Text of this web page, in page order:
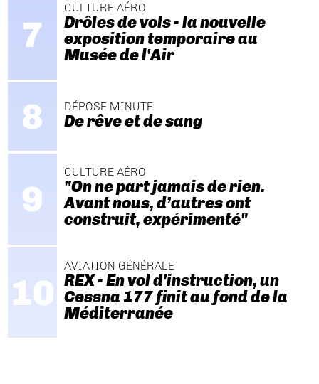
CULTURE AÉRO
Drôles de vols - la nouvelle
exposition temporaire au
Musée de l'Air
DÉPOSE MINUTE
De rêve et de sang
CULTURE AÉRO
"On ne part jamais de rien.
Avant nous, d’autres ont
construit, expérimenté"
AVIATION GÉNÉRALE
REX - En vol d'instruction, un
Cessna 177 finit au fond de la
Méditerranée